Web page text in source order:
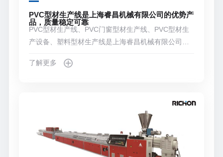
PVC型材生产线是上海睿昌机械有限公司的优势产
品，质量稳定可靠
PVC型材生产线、PVC门窗型材生产线、PVC型材生
产设备、塑料型材生产线是上海睿昌机械有限公司的
全方位服务，免费提供不同成本的配方。
了解更多